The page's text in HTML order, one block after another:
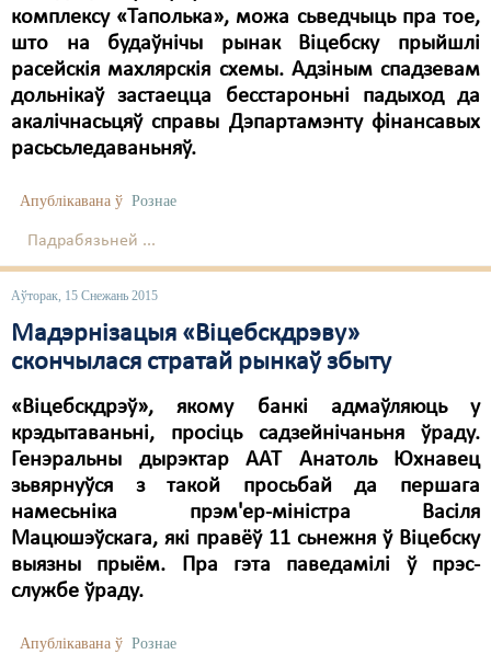
комплексу «Таполька», можа сьведчыць пра тое,
што на будаўнічы рынак Віцебску прыйшлі
расейскія махлярскія схемы. Адзіным спадзевам
дольнікаў застаецца бесстароньні падыход да
акалічнасьцяў справы Дэпартамэнту фінансавых
расьсьледаваньняў.
Апублікавана ў Рознае
Падрабязьней ...
Аўторак, 15 Снежань 2015
Мадэрнізацыя «Віцебскдрэву»
скончылася стратай рынкаў збыту
«Віцебскдрэў», якому банкі адмаўляюць у
крэдытаваньні, просіць садзейнічаньня ўраду.
Генэральны дырэктар ААТ Анатоль Юхнавец
зьвярнуўся з такой просьбай да першага
намесьніка прэм'ер-міністра Васіля
Мацюшэўскага, які правёў 11 сьнежня ў Віцебску
выязны прыём. Пра гэта паведамілі ў прэс-
службе ўраду.
Апублікавана ў Рознае